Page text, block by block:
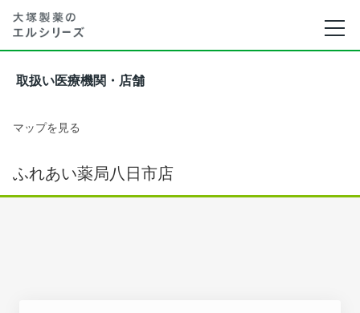
取扱い医療機関・店舗
マップを見る
ふれあい薬局八日市店